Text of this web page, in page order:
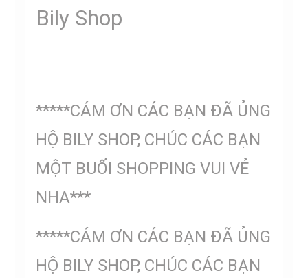
Bily Shop
*****CÁM ƠN CÁC BẠN ĐÃ ỦNG
HỘ BILY SHOP, CHÚC CÁC BẠN
MỘT BUỔI SHOPPING VUI VẺ
NHA***
*****CÁM ƠN CÁC BẠN ĐÃ ỦNG
HỘ BILY SHOP, CHÚC CÁC BẠN